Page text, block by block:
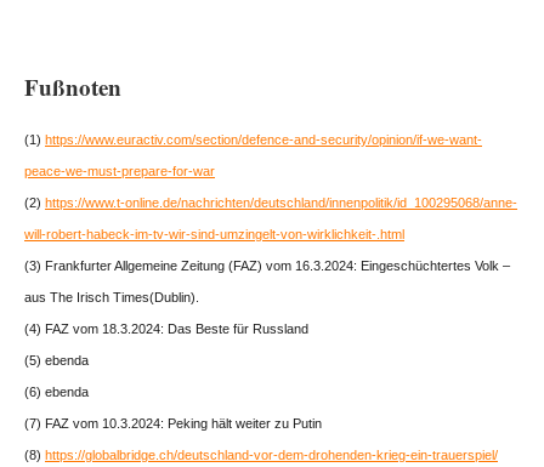
Fußnoten
(1) https://www.euractiv.com/section/defence-and-security/opinion/if-we-want-
peace-we-must-prepare-for-war
(2) https://www.t-online.de/nachrichten/deutschland/innenpolitik/id_100295068/anne-
will-robert-habeck-im-tv-wir-sind-umzingelt-von-wirklichkeit-.html
(3) Frankfurter Allgemeine Zeitung (FAZ) vom 16.3.2024: Eingeschüchtertes Volk –
aus The Irisch Times(Dublin).
(4) FAZ vom 18.3.2024: Das Beste für Russland
(5) ebenda
(6) ebenda
(7) FAZ vom 10.3.2024: Peking hält weiter zu Putin
(8) https://globalbridge.ch/deutschland-vor-dem-drohenden-krieg-ein-trauerspiel/